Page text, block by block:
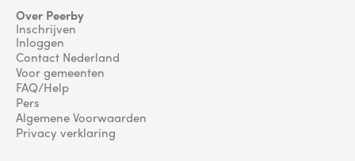
Over Peerby
Inschrijven
Inloggen
Contact Nederland
Voor gemeenten
FAQ/Help
Pers
Algemene Voorwaarden
Privacy verklaring